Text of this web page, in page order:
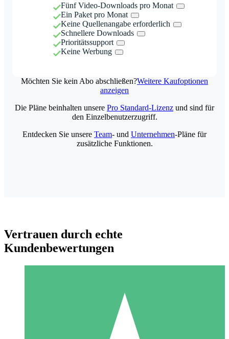
Fünf Video-Downloads pro Monat
Ein Paket pro Monat
Keine Quellenangabe erforderlich
Schnellere Downloads
Prioritätssupport
Keine Werbung
Möchten Sie kein Abo abschließen?Weitere Kaufoptionen
anzeigen
Individuelle Credit-Pakete
Die Pläne beinhalten unsere Pro Standard-Lizenz und sind für
den Einzelbenutzerzugriff.
Entdecken Sie unsere Team- und Unternehmen-Pläne für
zusätzliche Funktionen.
Vertrauen durch echte
Kundenbewertungen